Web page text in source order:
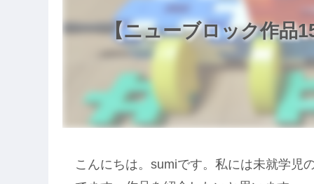
【ニューブロック作品
こんにちは。sumiです。私には未就学児